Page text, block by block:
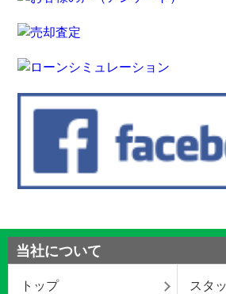
当社について
トップ スタ